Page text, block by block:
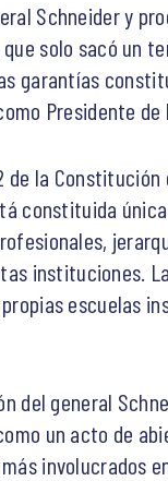
Schneider y
solo sacó un
garantías
Presidente de
la Constitución
constituida
instituciones.
escuelas
del general
un acto de
involucrados